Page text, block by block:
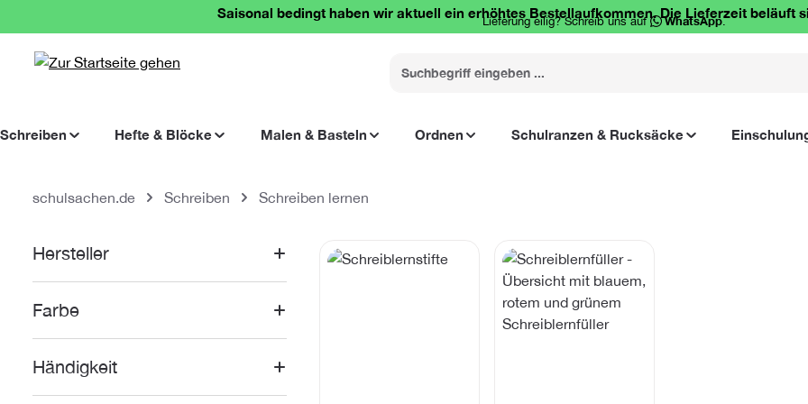
Zur Hauptnavigation springenSaisonal bedingt haben wir aktuell ein erhöhtes Bestellaufkommen. Die Lieferzeit beläuft
Lieferung eilig? Schreib uns auf WhatsApp.
Schreiben Hefte & Blöcke Malen & Basteln Ordnen Schulranzen & Rucksäcke
schulsachen.de Schreiben Schreiben lernen
Hersteller
Farbe
Händigkeit
Kategoriegalerie überspringen